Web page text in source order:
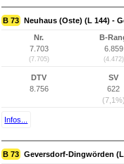
B 73 Neuhaus (Oste) (L 144) -
Nr.
7.703
(7.705)
B-
6.859
(4.472)
DTV
8.756
SV
622
(7,1%)
Infos...
B 73 Geversdorf-Dingwörden